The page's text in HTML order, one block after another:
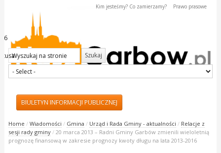
Kim jesteśmy? Co zamierzamy? Prawo prasowe
Masz ważną wiadomość? - Zadzwoń lub napisz do
nas:
tel. 695 324 999
BIULETYN INFORMACJI PUBLICZNEJ
Home / Wiadomości / Gmina / Urząd i Rada Gminy - aktualności / Relacje z
sesji rady gminy / 20 marca 2013 – Radni Gminy Garbów zmienili wieloletnią
prognozę finansową w zakresie prognozy kwoty długu na lata 2013-2016